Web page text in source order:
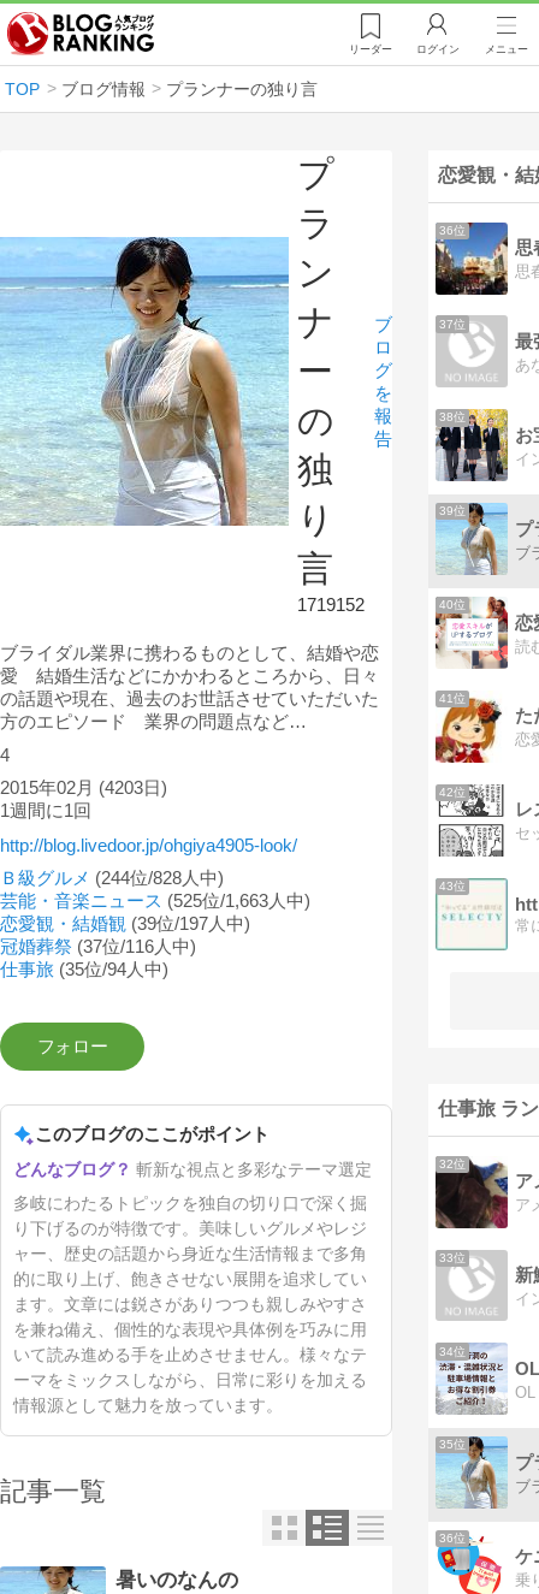
リーダー ログイン メニュー
TOP ブログ情報 プランナーの独り言
プ
ラ
ン
ナ
ー
の
独
り
言
1719152
ブ
ロ
グ
を
報
告
ブライダル業界に携わるものとして、結婚や恋
愛 結婚生活などにかかわるところから、日々
の話題や現在、過去のお世話させていただいた
方のエピソード 業界の問題点など…
4
2015年02月 (4203日)
1週間に1回
http://blog.livedoor.jp/ohgiya4905-look/
Ｂ級グルメ (244位/828人中)
芸能・音楽ニュース (525位/1,663人中)
恋愛観・結婚観 (39位/197人中)
冠婚葬祭 (37位/116人中)
仕事旅 (35位/94人中)
このブログのここがポイント
斬新な視点と多彩なテーマ選定
多岐にわたるトピックを独自の切り口で深く掘
り下げるのが特徴です。美味しいグルメやレジ
ャー、歴史の話題から身近な生活情報まで多角
的に取り上げ、飽きさせない展開を追求してい
ます。文章には鋭さがありつつも親しみやすさ
を兼ね備え、個性的な表現や具体例を巧みに用
いて読み進める手を止めさせません。様々なテ
ーマをミックスしながら、日常に彩りを加える
情報源として魅力を放っています。
記事一覧
暑いのなんの
恋愛観・
36位
37位
最
あ
38位
39位
プ
40位
恋
41位
42位
レ
43位
仕事旅 ラ
32位
ア
33位
新
34位
35位
プ
36位
乗